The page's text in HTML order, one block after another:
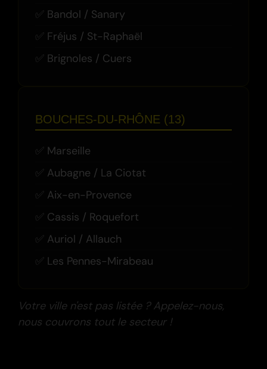
Bandol / Sanary
Fréjus / St-Raphaël
Brignoles / Cuers
BOUCHES-DU-RHÔNE (13)
Marseille
Aubagne / La Ciotat
Aix-en-Provence
Cassis / Roquefort
Auriol / Allauch
Les Pennes-Mirabeau
Votre ville n'est pas listée ? Appelez-nous,
nous couvrons tout le secteur !